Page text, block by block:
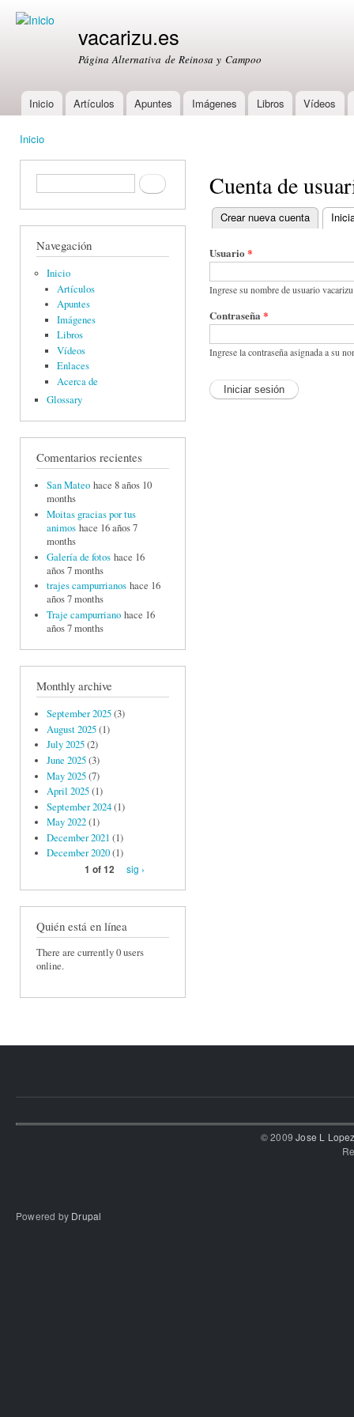
vacarizu.es
Página Alternativa de Reinosa y Campoo
Main menu
Inicio Artículos Apuntes Imágenes Libros Vídeos
Inicio
Formulario de búsquedaBuscar
Navegación
Inicio
Artículos
Apuntes
Imágenes
Libros
Vídeos
Enlaces
Acerca de
Glossary
Comentarios recientes
San Mateo hace 8 años 10
months
Moitas gracias por tus
animos hace 16 años 7
months
Galería de fotos hace 16
años 7 months
trajes campurrianos hace 16
años 7 months
Traje campurriano hace 16
años 7 months
Monthly archive
September 2025(3)
August 2025(1)
July 2025(2)
June 2025(3)
May 2025(7)
April 2025(1)
September 2024(1)
May 2022(1)
December 2021 (1)
December 2020(1)
1 of 12
sig ›
Quién está en línea
There are currently 0 users
online.
Cuenta de
Primary tabs
Crear nueva cuenta
Usuario *
Ingrese su nombre de usuario
Contraseña *
Ingrese la contraseña asignada a su
© 2009Jose L
Powered by Drupal